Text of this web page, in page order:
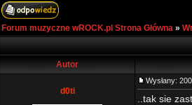
Forum muzyczne wROCK.pl Strona Główna »
Autor
d0ti
Wysłany:
..tak sie